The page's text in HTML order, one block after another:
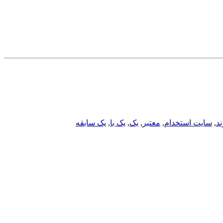
, سایت استخدام, معتبر , یک, یک با, یک سابقه